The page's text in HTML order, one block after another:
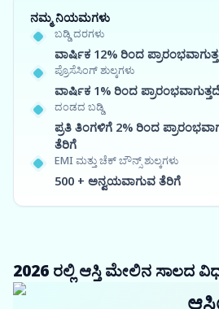
ನಮ್ಮ ನಿಯಮಗಳು
ಬಡ್ಡಿ ದರಗಳು
ವಾರ್ಷಿಕ 12% ರಿಂದ
ಪ್ರೊಸೆಸಿಂಗ್ ಶುಲ್ಕಗಳು
ವಾರ್ಷಿಕ 1% ರಿಂದ
ದಂಡದ ಬಡ್ಡಿ
ಪ್ರತಿ ತಿಂಗಳಿಗೆ 2% ರಿಂದ
ತೆರಿಗೆ
EMI ಮತ್ತು ಚೆಕ್ ಬೌನ್ಸ್ ಶುಲ್ಕಗಳು
500 + ಅನ್ವಯವಾಗುವ ತೆರಿಗೆ
2026 ರಲ್ಲಿ ಆಸ್ತಿ ಮೇಲಿನ ಸಾಲದ